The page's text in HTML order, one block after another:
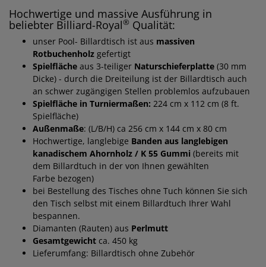
Hochwertige und massive Ausführung in
beliebter Billiard-Royal® Qualität:
unser Pool- Billardtisch ist aus massiven
Rotbuchenholz gefertigt
Spielfläche aus 3-teiliger Naturschieferplatte (30 mm
Dicke) - durch die Dreiteilung ist der Billardtisch auch
an schwer zugängigen Stellen problemlos aufzubauen
Spielfläche in Turniermaßen: 224 cm x 112 cm (8 ft.
Spielfläche)
Außenmaße: (L/B/H) ca 256 cm x 144 cm x 80 cm
Hochwertige, langlebige Banden aus langlebigen
kanadischem Ahornholz / K 55 Gummi (bereits mit
dem Billardtuch in der von Ihnen gewählten
Farbe bezogen)
bei Bestellung des Tisches ohne Tuch können Sie sich
den Tisch selbst mit einem Billardtuch Ihrer Wahl
bespannen.
Diamanten (Rauten) aus Perlmutt
Gesamtgewicht ca. 450 kg
Lieferumfang: Billardtisch ohne Zubehör